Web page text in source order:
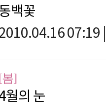
백꽃
07:19
봄]
월의 눈